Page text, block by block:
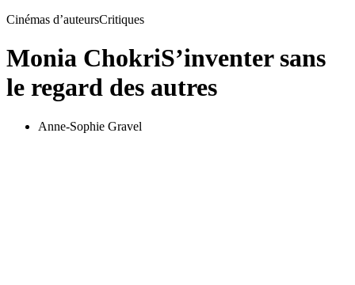
Cinémas d’auteursCritiques
Monia ChokriS’inventer sans
le regard des autres
Anne-Sophie Gravel